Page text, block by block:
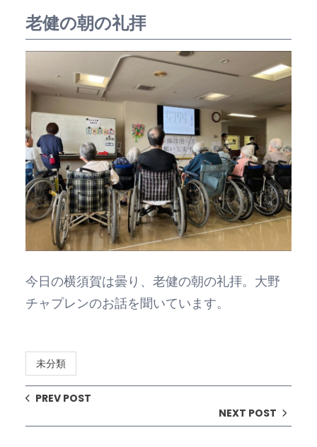
老健の朝の礼拝
今日の横須賀は曇り、老健の朝の礼拝。大野
チャプレンのお話を聞いています。
未分類
PREV POST
NEXT POST